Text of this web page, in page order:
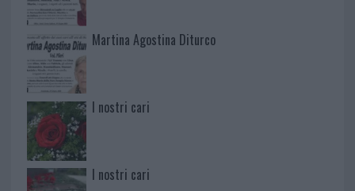
Martina Agostina Diturco
I nostri cari
I nostri cari